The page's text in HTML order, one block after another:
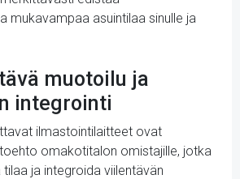
mukavampaa asuintilaa sinulle ja
muotoilu ja
integrointi
ilmastointilaitteet ovat
omakotitalon omistajille, jotka
ja integroida viilentävän